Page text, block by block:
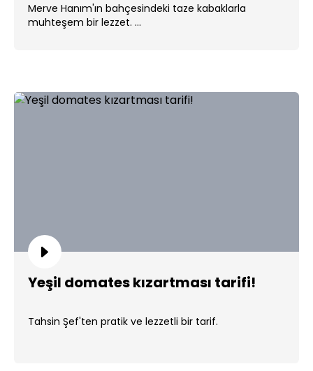
Merve Hanım'ın bahçesindeki taze kabaklarla
muhteşem bir lezzet. ...
Yeşil domates kızartması tarifi!
Tahsin Şef'ten pratik ve lezzetli bir tarif.